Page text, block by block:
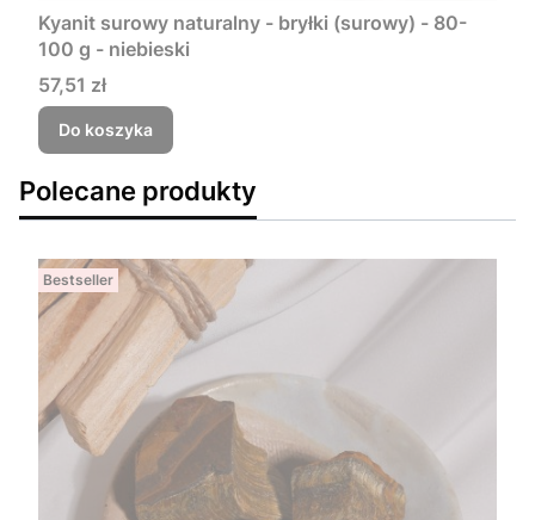
Kyanit surowy naturalny - bryłki (surowy) - 80-
100 g - niebieski
Cena
57,51 zł
Do koszyka
Polecane produkty
Bestseller